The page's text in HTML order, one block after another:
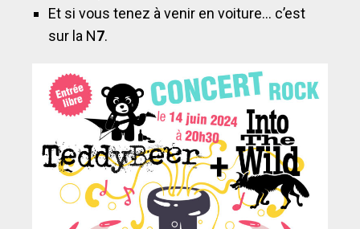
Et si vous tenez à venir en voiture… c’est
sur la N7.